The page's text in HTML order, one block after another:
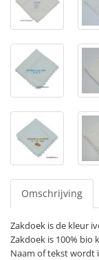
Omschrijving
Zakdoek is de kleur
Zakdoek is 100% bio
Naam of tekst wordt